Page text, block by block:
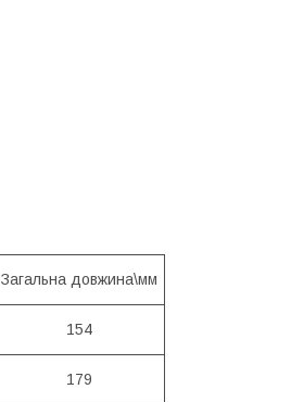
Загальна довжина\мм
154
179